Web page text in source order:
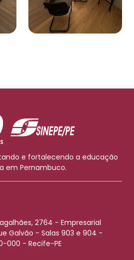
e fortalecendo a educação
em Pernambuco.
2764 - Empresarial
Galvão - Salas 903 e 904 -
000 - Recife-PE